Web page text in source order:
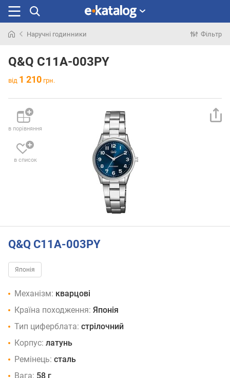
раніше
Наручні годинники Фільтр
Q&Q C11A-003PY
від 1 210 грн.
в порівняння
в список
Q&Q C11A-003PY
Японія
Механізм: кварцові
Країна походження: Японія
Тип циферблата: стрілочний
Корпус: латунь
Ремінець: сталь
Вага: 58 г